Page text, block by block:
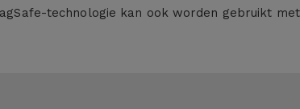
technologie kan ook worden gebruikt